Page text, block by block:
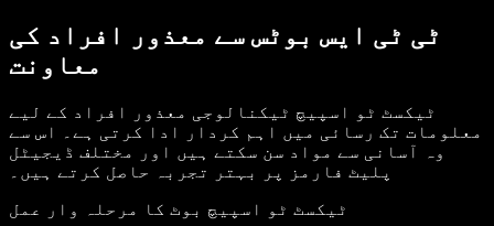
ٹی ٹی ایس بوٹس سے معذور افراد کی
معاونت
ٹیکسٹ ٹو اسپیچ ٹیکنالوجی معذور افراد کے لیے
معلومات تک رسائی میں اہم کردار ادا کرتی ہے۔ اس سے
وہ آسانی سے مواد سن سکتے ہیں اور مختلف ڈیجیٹل
پلیٹ فارمز پر بہتر تجربہ حاصل کرتے ہیں۔
ٹیکسٹ ٹو اسپیچ بوٹ کا مرحلہ وار عمل